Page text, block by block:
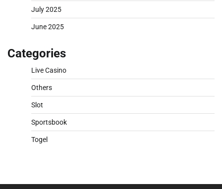
July 2025
June 2025
Categories
Live Casino
Others
Slot
Sportsbook
Togel